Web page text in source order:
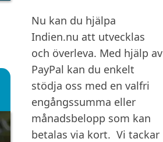
Nu kan du hjälpa
Indien.nu att utvecklas
och överleva. Med hjälp av
PayPal kan du enkelt
stödja oss med en valfri
engångssumma eller
månadsbelopp som kan
betalas via kort. Vi tackar